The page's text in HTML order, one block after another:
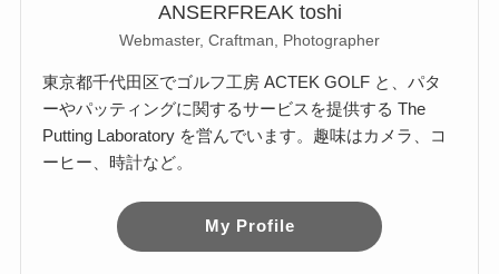
ANSERFREAK toshi
Webmaster, Craftman, Photographer
東京都千代田区でゴルフ工房 ACTEK GOLF と、パタ
ーやパッティングに関するサービスを提供する The
Putting Laboratory を営んでいます。趣味はカメラ、コ
ーヒー、時計など。
My Profile